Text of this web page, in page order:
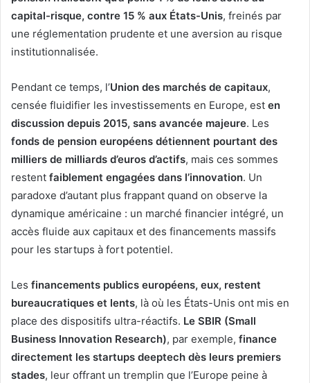
capital-risque, contre 15 % aux États-Unis, freinés par
une réglementation prudente et une aversion au risque
institutionnalisée.
Pendant ce temps, l’Union des marchés de capitaux,
censée fluidifier les investissements en Europe, est en
discussion depuis 2015, sans avancée majeure. Les
fonds de pension européens détiennent pourtant des
milliers de milliards d’euros d’actifs, mais ces sommes
restent faiblement engagées dans l’innovation. Un
paradoxe d’autant plus frappant quand on observe la
dynamique américaine : un marché financier intégré, un
accès fluide aux capitaux et des financements massifs
pour les startups à fort potentiel.
Les financements publics européens, eux, restent
bureaucratiques et lents, là où les États-Unis ont mis en
place des dispositifs ultra-réactifs. Le SBIR (Small
Business Innovation Research), par exemple, finance
directement les startups deeptech dès leurs premiers
stades, leur offrant un tremplin que l’Europe peine à